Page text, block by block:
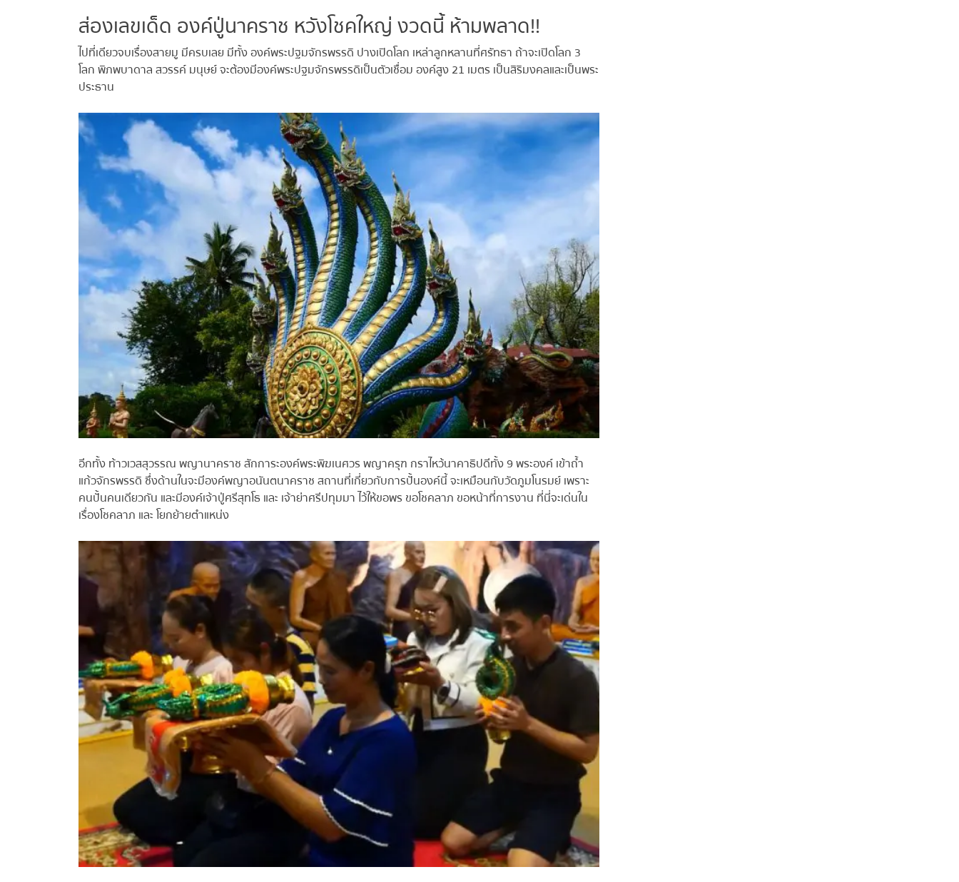
ส่องเลขเด็ด องค์ปู่นาคราช หวังโชคใหญ่ งวดนี้ ห้ามพลาด!!
ไปที่เดียวจบเรื่องสายมู มีครบเลย มีทั้ง องค์พระปฐมจักรพรรดิ ปางเปิดโลก เหล่าลูกหลานที่ศรัทธา ถ้าจะเปิดโลก 3
โลก พิภพบาดาล สวรรค์ มนุษย์ จะต้องมีองค์พระปฐมจักรพรรดิเป็นตัวเชื่อม องค์สูง 21 เมตร เป็นสิริมงคลและเป็นพระ
ประธาน
อีกทั้ง ท้าวเวสสุวรรณ พญานาคราช สักการะองค์พระพิฆเนศวร พญาครุฑ กราไหว้นาคาธิปดีทั้ง 9 พระองค์ เข้าถ้ำ
แก้วจักรพรรดิ ซึ่งด้านในจะมีองค์พญาอนันตนาคราช สถานที่เกี่ยวกับการปั้นองค์นี้ จะเหมือนกับวัดภูมโนรมย์ เพราะ
คนปั้นคนเดียวกัน และมีองค์เจ้าปู่ศรีสุทโธ และ เจ้าย่าศรีปทุมมา ไว้ให้ขอพร ขอโชคลาภ ขอหน้าที่การงาน ที่นี่จะเด่นใน
เรื่องโชคลาภ และ โยกย้ายตำแหน่ง